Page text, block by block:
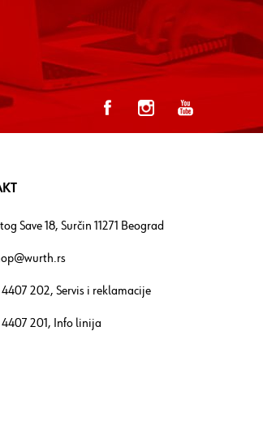
Save 18, Surčin 11271 Beograd
4407 202, Servis i reklamacije
4407 201, Info linija